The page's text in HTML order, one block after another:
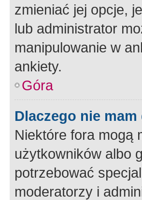
zmieniać jej opcje,
lub administrator
manipulowanie w
ankiety.
Góra
Dlaczego nie
Niektóre fora mogą
użytkowników albo
potrzebować
moderatorzy i